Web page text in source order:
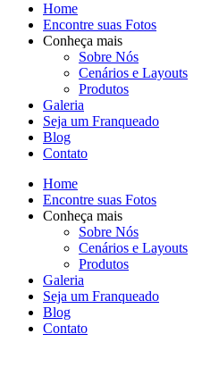
Home
Encontre suas Fotos
Conheça mais
Sobre Nós
Cenários e Layouts
Produtos
Galeria
Seja um Franqueado
Blog
Contato
Home
Encontre suas Fotos
Conheça mais
Sobre Nós
Cenários e Layouts
Produtos
Galeria
Seja um Franqueado
Blog
Contato